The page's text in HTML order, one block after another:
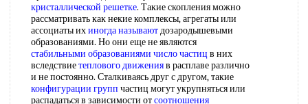
кристаллической решетке. Такие скопления можно
рассматривать как некие комплексы, агрегаты или
ассоциаты ихиногда называютдозародышевыми
образованиями. Но они еще не являются
стабильными образованиями число частиц в них
вследствиетеплового движенияв расплаве различно
и не постоянно. Сталкиваясь друг с другом, такие
конфигурации групп частиц могут укрупняться или
распадаться в зависимости отсоотношения